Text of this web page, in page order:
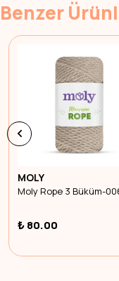
Benzer
MOLY
Moly Rope 3 Büküm-
₺ 80.00